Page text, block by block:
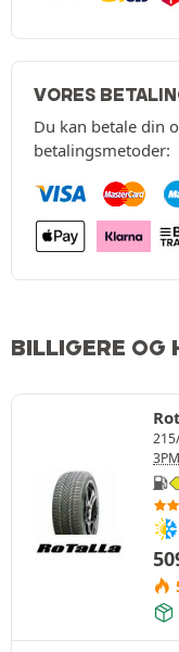
VORES
Du kan betale din
betalingsmetoder:
BILLIGERE OG